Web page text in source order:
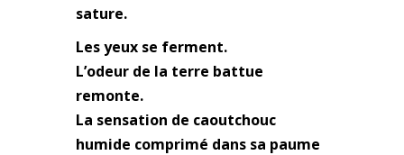
sature.
Les yeux se ferment.
L’odeur de la terre battue
remonte.
La sensation de caoutchouc
humide comprimé dans sa paume